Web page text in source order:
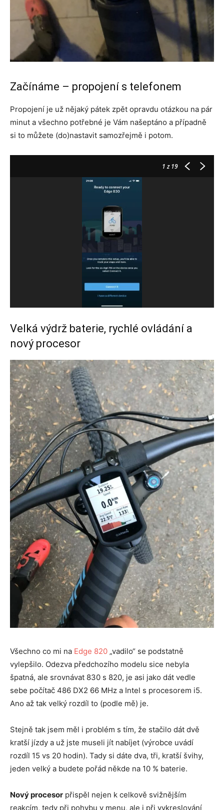
Začínáme – propojení s telefonem
Propojení je už nějaký pátek zpět opravdu otázkou na pár
minut a všechno potřebné je Vám našeptáno a případně
si to můžete (do)nastavit samozřejmě i potom.
1z 19
Velká výdrž baterie, rychlé ovládání a
nový procesor
Všechno co mi na Edge 820 „vadilo“ se podstatně
vylepšilo. Odezva předchozího modelu sice nebyla
špatná, ale srovnávat 830 s 820, je asi jako dát vedle
sebe počítač 486 DX2 66 MHz a Intel s procesorem i5.
Ano až tak velký rozdíl to (podle mě) je.
Stejně tak jsem měl i problém s tím, že stačilo dát dvě
kratší jízdy a už jste museli jít nabíjet (výrobce uvádí
rozdíl 15 vs 20 hodin). Tady si dáte dva, tři, kratší švihy,
jeden velký a budete pořád někde na 10 % baterie.
Nový procesor přispěl nejen k celkově svižnějším
reakcím, tedy při pohybu v menu, ale i při vykreslování